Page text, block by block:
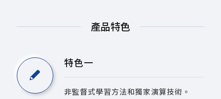
產品特色
特色一
非監督式學習方法和獨家演算技術。